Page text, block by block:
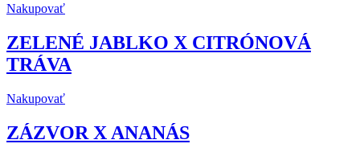
Nakupovať
ZELENÉ JABLKO X CITRÓNOVÁ
TRÁVA
Nakupovať
ZÁZVOR X ANANÁS